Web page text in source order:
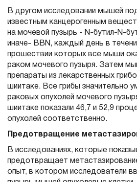
В другом исследовании мышей
известным канцерогенным
на мочевой пузырь - N-бутил-N-
иначе- BBN, каждый день в
прошествии которых все мыши
раком мочевого пузыря. Затем
препараты из лекарственных
шиитаке. Все грибы значительно
раковых опухолей мочевого
шиитаке показали 46,7 и 52,9
опухолей соответственно.
Предотвращение
В исследованиях, которые
предотвращает
опыт, в котором исследователи